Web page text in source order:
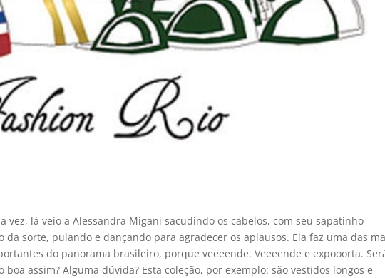
vez, lá veio a Alessandra Migani sacudindo os cabelos, com seu sapatinho
da sorte, pulando e dançando para agradecer os aplausos. Ela faz uma das
do panorama brasileiro, porque veeeende. Veeeende e expooorta.
boa assim? Alguma dúvida? Esta coleção, por exemplo: são vestidos longos e